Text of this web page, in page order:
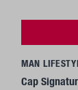
MAN
Cap